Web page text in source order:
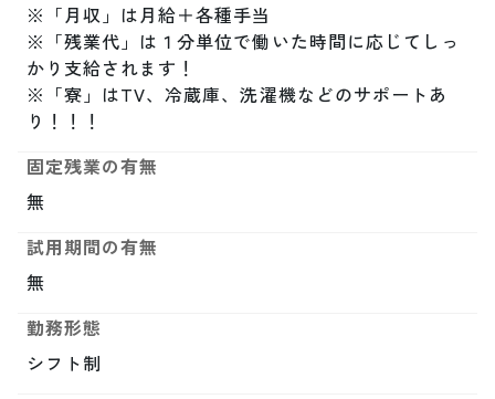
※「月収」は月給＋各種手当
※「残業代」は１分単位で働いた時間に応じてしっ
かり支給されます！
※「寮」はTV、冷蔵庫、洗濯機などのサポートあ
り！！！
固定残業の有無
無
試用期間の有無
無
勤務形態
シフト制